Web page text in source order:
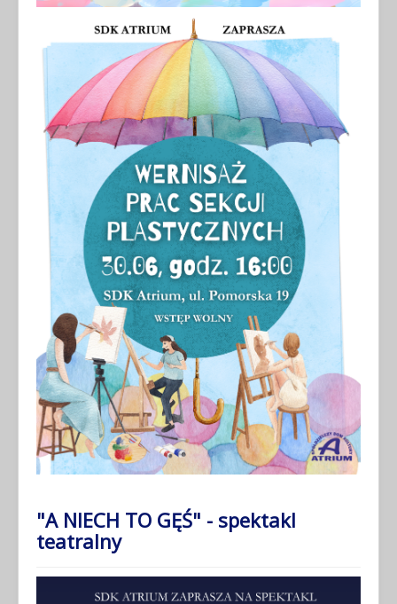
"A NIECH TO GĘŚ" - spektakl
teatralny